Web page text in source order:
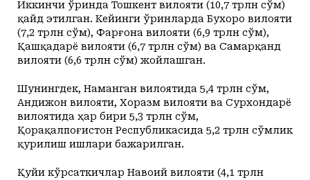
Иккинчи ўринда Тошкент вилояти (10,7 трлн сўм)
қайд этилган. Кейинги ўринларда Бухоро вилояти
(7,2 трлн сўм), Фарғона вилояти (6,9 трлн сўм),
Қашқадарё вилояти (6,7 трлн сўм) ва Самарқанд
вилояти (6,6 трлн сўм) жойлашган.
Шунингдек, Наманган вилоятида 5,4 трлн сўм,
Андижон вилояти, Хоразм вилояти ва Сурхондарё
вилоятида ҳар бири 5,3 трлн сўм,
Қорақалпоғистон Республикасида 5,2 трлн сўмлик
қурилиш ишлари бажарилган.
Қуйи кўрсаткичлар Навоий вилояти (4,1 трлн